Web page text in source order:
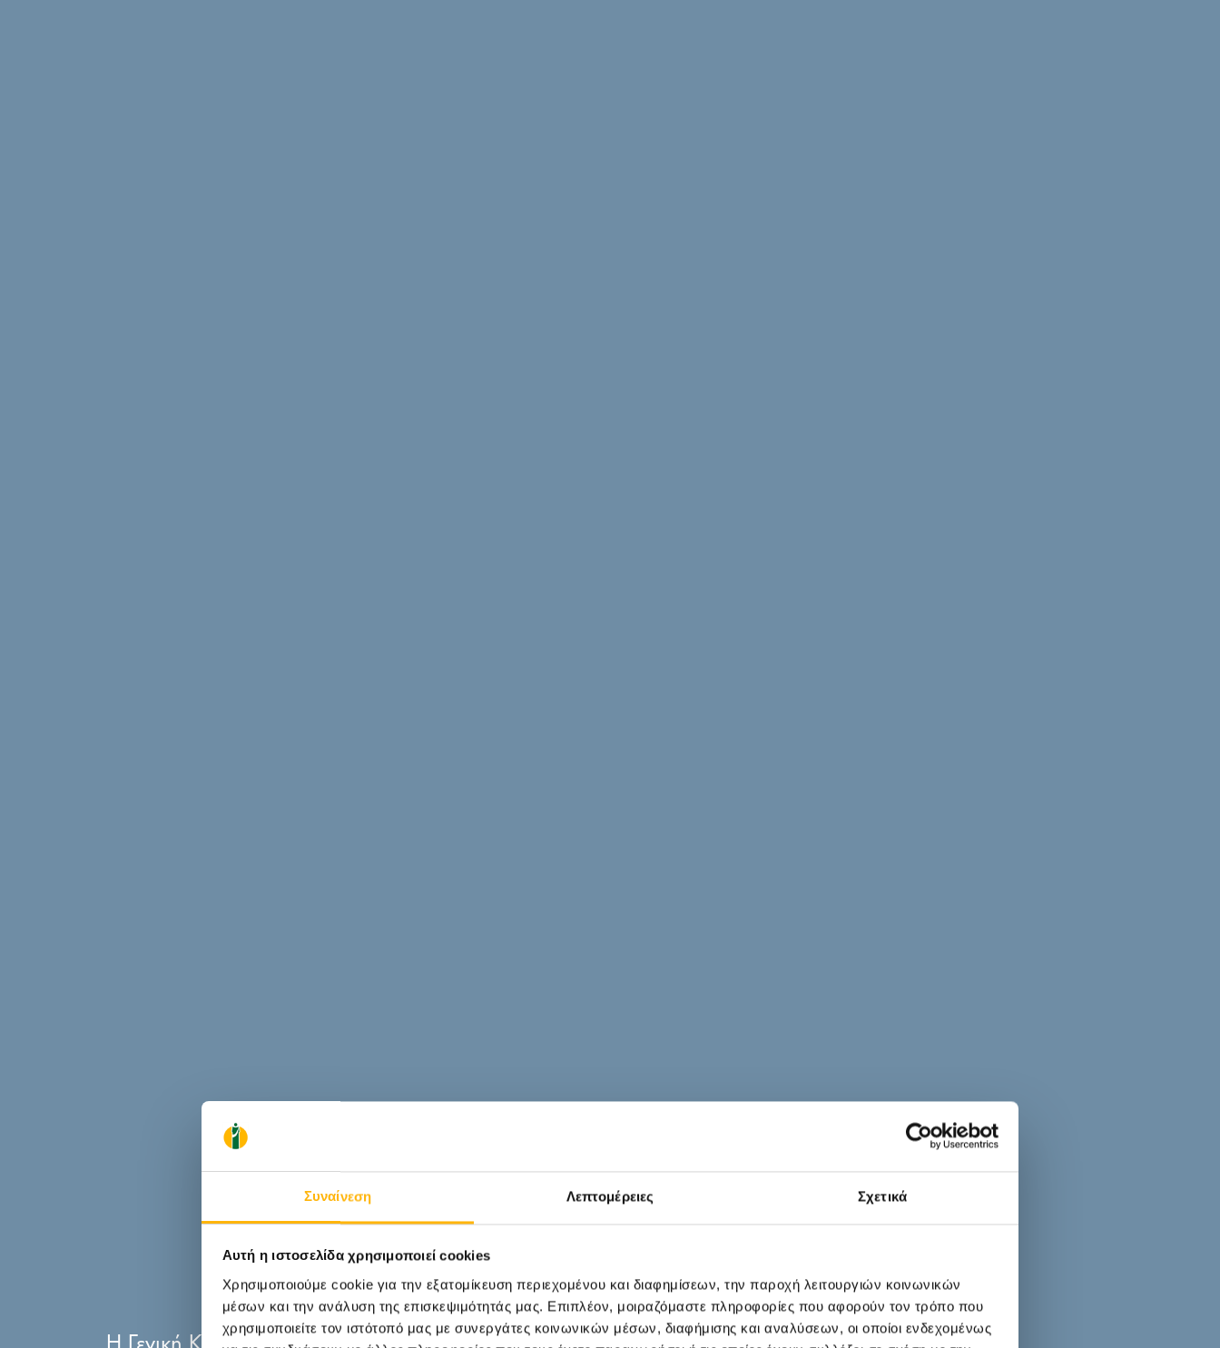
Συναίνεση Λεπτομέρειες Σχετικά
Αυτή η ιστοσελίδα χρησιμοποιεί cookies
Χρησιμοποιούμε cookie για την εξατομίκευση περιεχομένου και διαφημίσεων, την παροχή λειτουργιών κοινωνικών
μέσων και την ανάλυση της επισκεψιμότητάς μας. Επιπλέον, μοιραζόμαστε πληροφορίες που αφορούν τον τρόπο που
χρησιμοποιείτε τον ιστότοπό μας με συνεργάτες κοινωνικών μέσων, διαφήμισης και αναλύσεων, οι οποίοι ενδεχομένως
Η Γενική Κλινική του ΙΑΣΩ, αποτελεί την πρώτη